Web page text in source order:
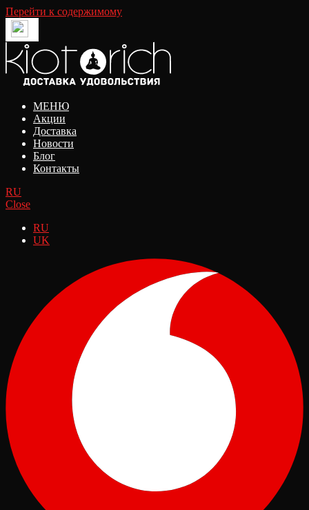
Перейти к содержимому
МЕНЮ
Акции
Доставка
Новости
Блог
Контакты
RU
Close
RU
UK